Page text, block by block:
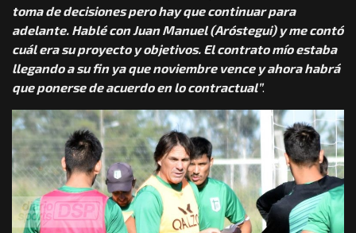
toma de decisiones pero hay que continuar para
adelante. Hablé con Juan Manuel (Aróstegui) y me contó
cuál era su proyecto y objetivos. El contrato mío estaba
llegando a su fin ya que noviembre vence y ahora habrá
que ponerse de acuerdo en lo contractual”.